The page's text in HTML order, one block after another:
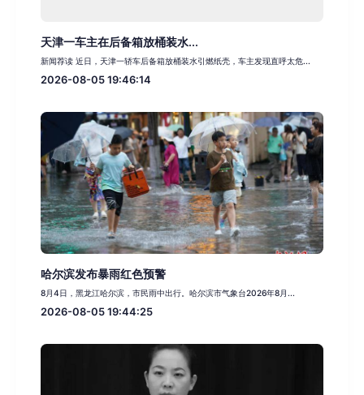
天津一车主在后备箱放桶装水...
新闻荐读 近日，天津一轿车后备箱放桶装水引燃纸壳，车主发现直呼太危...
2026-08-05 19:46:14
哈尔滨发布暴雨红色预警
8月4日，黑龙江哈尔滨，市民雨中出行。哈尔滨市气象台2026年8月...
2026-08-05 19:44:25